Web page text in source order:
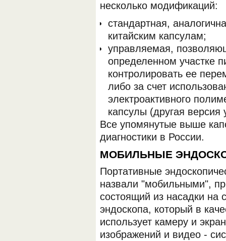
несколько модификаций:
стандартная,
китайским капсулам;
управляемая,
определенном участке
контролировать ее
либо за счет
электроактивного
капсулы (другая версия
Все упомянутые выше
диагностики в России.
МОБИЛЬНЫЕ
Портативные
назвали "мобильными",
состоящий из насадки на
эндоскопа, который в
использует камеру и
изображений и видео -